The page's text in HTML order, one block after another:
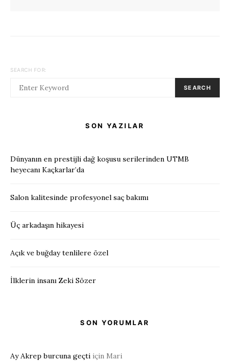
SEARCH FOR:
SEARCH
SON YAZILAR
Dünyanın en prestijli dağ koşusu serilerinden UTMB
heyecanı Kaçkarlar’da
Salon kalitesinde profesyonel saç bakımı
Üç arkadaşın hikayesi
Açık ve buğday tenlilere özel
İlklerin insanı Zeki Sözer
SON YORUMLAR
Ay Akrep burcuna geçti için Mari